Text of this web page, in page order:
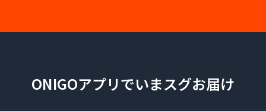
ONIGOアプリでいまスグお届け